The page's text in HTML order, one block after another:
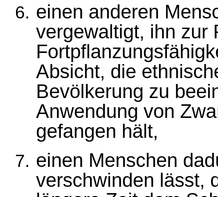
einen anderen
vergewaltigt, ihn zur
Absicht, die
Bevölkerung zu
Anwendung von
gefangen hält,
einen Menschen
verschwinden lässt,